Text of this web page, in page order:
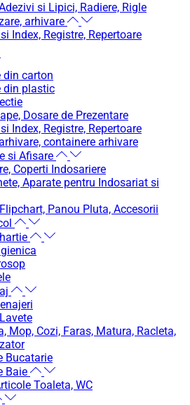
si Lipici, Radiere, Rigle
arhivare
Index, Registre, Repertoare
din carton
din plastic
Dosare de Prezentare
Index, Registre, Repertoare
containere arhivare
si Afisare
Coperti Indosariere
Aparate pentru Indosariat si
Panou Pluta, Accesorii
Mop, Cozi, Faras, Matura, Racleta,
Bucatarie
Baie
Toaleta, WC